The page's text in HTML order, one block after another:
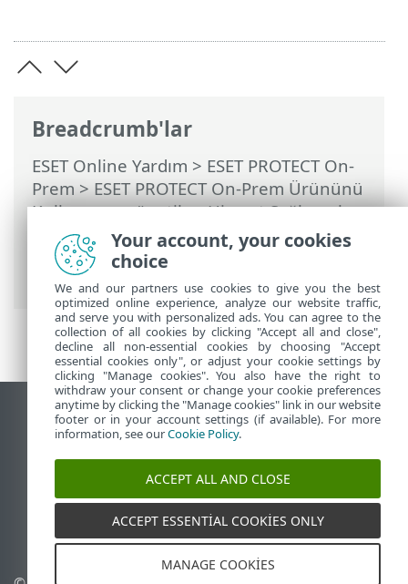
Breadcrumb'lar
ESET Online Yardım > ESET PROTECT On-
Prem>ESET PROTECT On-Prem Ürününü
Kullanma>yönetilen Hizmet Sağlayıcıları
için ESET PROTECT On-Prem>MSP için
dağıtma işlemi> Agent'ın uzaktan
dağıtımı
Masaüstü sitesini görüntüle
End of Life
ESET Bilgi Bankası
ESET Status Portal
Bölgesel destek
Your account, your cookies
choice
We and our partners use cookies to give you the best
optimized online experience, analyze our website traffic,
and serve you with personalized ads. You can agree to the
collection of all cookies by clicking "Accept all and close",
decline all non-essential cookies by choosing "Accept
essential cookies only", or adjust your cookie settings by
clicking "Manage cookies". You also have the right to
withdraw your consent or change your cookie preferences
anytime by clicking the "Manage cookies" link in our website
footer or in your account settings (if available). For more
information, see ourCookie Policy.
ACCEPT ALL AND CLOSE
ACCEPT ESSENTIAL COOKIES ONLY
MANAGE COOKIES